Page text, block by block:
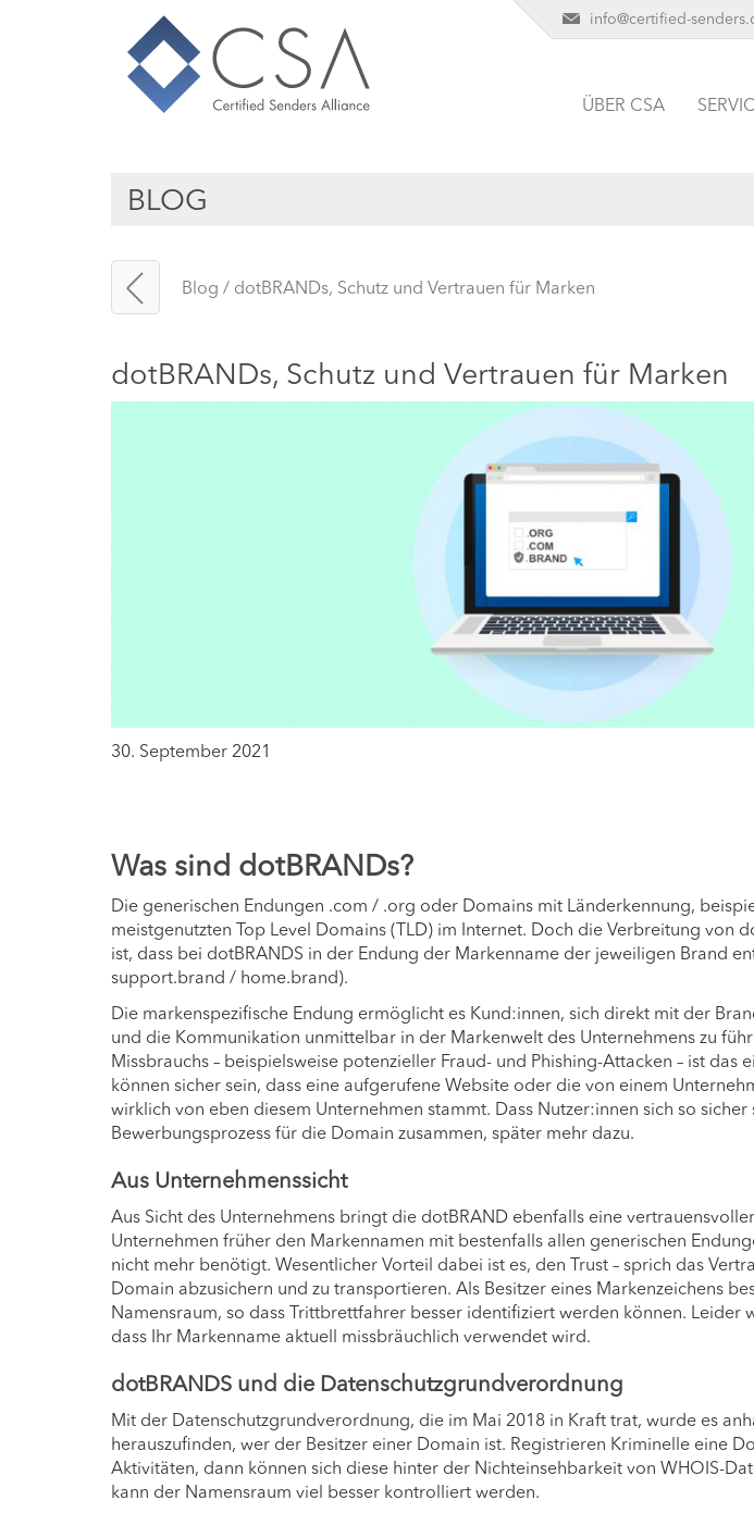
info@certified-
ÜBER CSA
BLOG
Blog / dotBRANDs, Schutz und Vertrauen für Marken
dotBRANDs, Schutz und Vertrauen für Marken
30. September 2021
Was sind dotBRANDs?
Die generischen Endungen .com / .org oder Domains mit Länderkennung,
meistgenutzten Top Level Domains (TLD) im Internet. Doch die Verbreitung von
ist, dass bei dotBRANDS in der Endung der Markenname der jeweiligen Brand
support.brand / home.brand).
Die markenspezifische Endung ermöglicht es Kund:innen, sich direkt mit der
und die Kommunikation unmittelbar in der Markenwelt des Unternehmens zu
Missbrauchs – beispielsweise potenzieller Fraud- und Phishing-Attacken – ist das
können sicher sein, dass eine aufgerufene Website oder die von einem
wirklich von eben diesem Unternehmen stammt. Dass Nutzer:innen sich so
Bewerbungsprozess für die Domain zusammen, später mehr dazu.
Aus Unternehmenssicht
Aus Sicht des Unternehmens bringt die dotBRAND ebenfalls eine
Unternehmen früher den Markennamen mit bestenfalls allen generischen
nicht mehr benötigt. Wesentlicher Vorteil dabei ist es, den Trust – sprich das
Domain abzusichern und zu transportieren. Als Besitzer eines Markenzeichens
Namensraum, so dass Trittbrettfahrer besser identifiziert werden können. Leider
dass Ihr Markenname aktuell missbräuchlich verwendet wird.
dotBRANDS und die Datenschutzgrundverordnung
Mit der Datenschutzgrundverordnung, die im Mai 2018 in Kraft trat, wurde es
herauszufinden, wer der Besitzer einer Domain ist. Registrieren Kriminelle eine
Aktivitäten, dann können sich diese hinter der Nichteinsehbarkeit von WHOIS-
kann der Namensraum viel besser kontrolliert werden.